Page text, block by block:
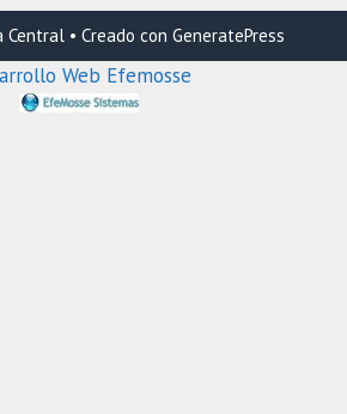
Central • Creado con GeneratePress
Web Efemosse